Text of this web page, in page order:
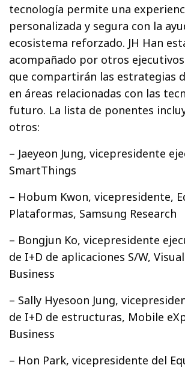
tecnología permite una
personalizada y segura con la
ecosistema reforzado. JH Han
acompañado por otros
que compartirán las estrategias
en áreas relacionadas con las
futuro. La lista de ponentes
otros:
– Jaeyeon Jung, vicepresidente
SmartThings
– Hobum Kwon, vicepresidente,
Plataformas, Samsung Research
– Bongjun Ko, vicepresidente
de I+D de aplicaciones S/W,
Business
– Sally Hyesoon Jung,
de I+D de estructuras, Mobile
Business
– Hon Park, vicepresidente del